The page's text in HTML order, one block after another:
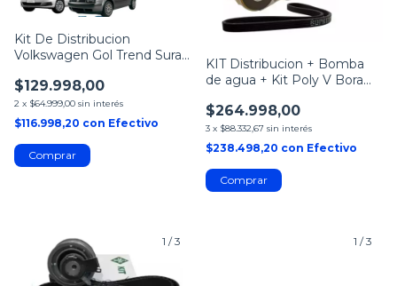
Kit De Distribucion
Volkswagen Gol Trend Suran
$129.998,00
2 x $64.999,00 sin interés
$116.998,20 con Efectivo
KIT Distribucion + Bomba
de agua + Kit Poly V Bora
$264.998,00
3 x $88.332,67 sin interés
$238.498,20 con Efectivo
1 /3 1 /3